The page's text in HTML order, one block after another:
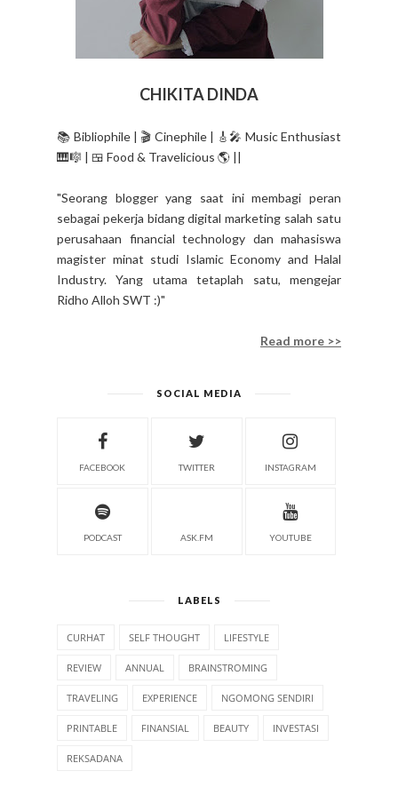
CHIKITA DINDA
📚 Bibliophile | 🎬 Cinephile | 🎸🎤 Music Enthusiast
🎹🎼 | 🍱 Food & Travelicious 🌎 ||
"Seorang blogger yang saat ini membagi peran
sebagai pekerja bidang digital marketing salah satu
perusahaan financial technology dan mahasiswa
magister minat studi Islamic Economy and Halal
Industry. Yang utama tetaplah satu, mengejar
Ridho Alloh SWT :)"
Read more >>
SOCIAL MEDIA
FACEBOOK TWITTER INSTAGRAM
PODCAST ASK.FM YOUTUBE
LABELS
CURHAT SELF THOUGHT LIFESTYLE
REVIEW ANNUAL BRAINSTROMING
TRAVELING EXPERIENCE NGOMONG SENDIRI
PRINTABLE FINANSIAL BEAUTY INVESTASI
REKSADANA